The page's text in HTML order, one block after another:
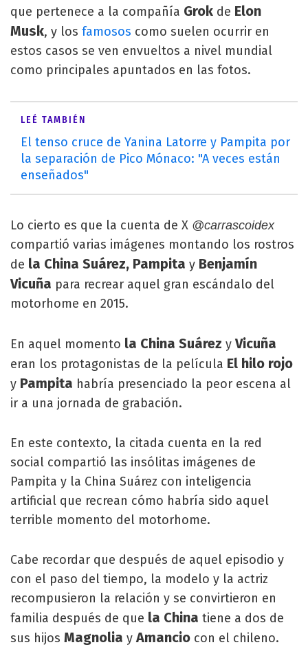
que pertenece a la compañía Grok de Elon
Musk, y los famosos como suelen ocurrir en
estos casos se ven envueltos a nivel mundial
como principales apuntados en las fotos.
LEÉ TAMBIÉN
El tenso cruce de Yanina Latorre y Pampita por
la separación de Pico Mónaco: "A veces están
enseñados"
Lo cierto es que la cuenta de X @carrascoidex
compartió varias imágenes montando los rostros
de la China Suárez, Pampita y Benjamín
Vicuña para recrear aquel gran escándalo del
motorhome en 2015.
En aquel momento la China Suárez yVicuña
eran los protagonistas de la película El hilo rojo
y Pampita habría presenciado la peor escena al
ir a una jornada de grabación.
En este contexto, la citada cuenta en la red
social compartió las insólitas imágenes de
Pampita y la China Suárez con inteligencia
artificial que recrean cómo habría sido aquel
terrible momento del motorhome.
Cabe recordar que después de aquel episodio y
con el paso del tiempo, la modelo y la actriz
recompusieron la relación y se convirtieron en
familia después de que la China tiene a dos de
sus hijos Magnolia yAmancio con el chileno.